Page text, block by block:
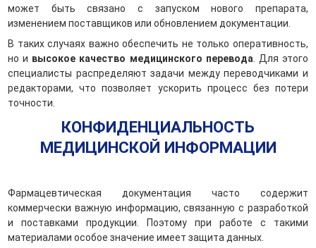
может быть связано с запуском нового препарата,
изменением поставщиков или обновлением документации.
В таких случаях важно обеспечить не только оперативность,
но и высокое качество медицинского перевода . Для этого
специалисты распределяют задачи между переводчиками и
редакторами, что позволяет ускорить процесс без потери
точности.
КОНФИДЕНЦИАЛЬНОСТЬ
МЕДИЦИНСКОЙ ИНФОРМАЦИИ
Фармацевтическая документация часто содержит
коммерчески важную информацию, связанную с разработкой
и поставками продукции. Поэтому при работе с такими
материалами особое значение имеет защита данных.